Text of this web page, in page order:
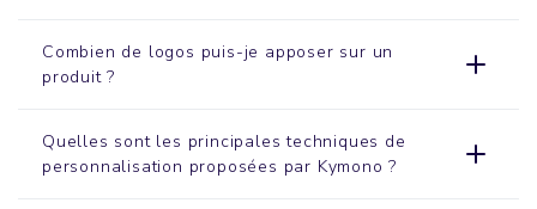
Combien de logos puis-je apposer sur un
produit ?
Quelles sont les principales techniques de
personnalisation proposées par Kymono ?